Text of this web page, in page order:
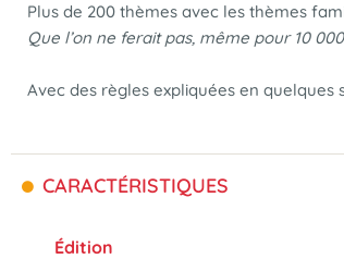
Plus de 200 thèmes avec les thèmes
Que l’on ne ferait pas, même pour 10
Avec des règles expliquées en
CARACTÉRISTIQUES
Édition